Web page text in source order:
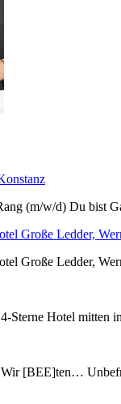
(m/w/d) Du bist
Große Ledder,
Große
Sterne Hotel
[BEE]ten…